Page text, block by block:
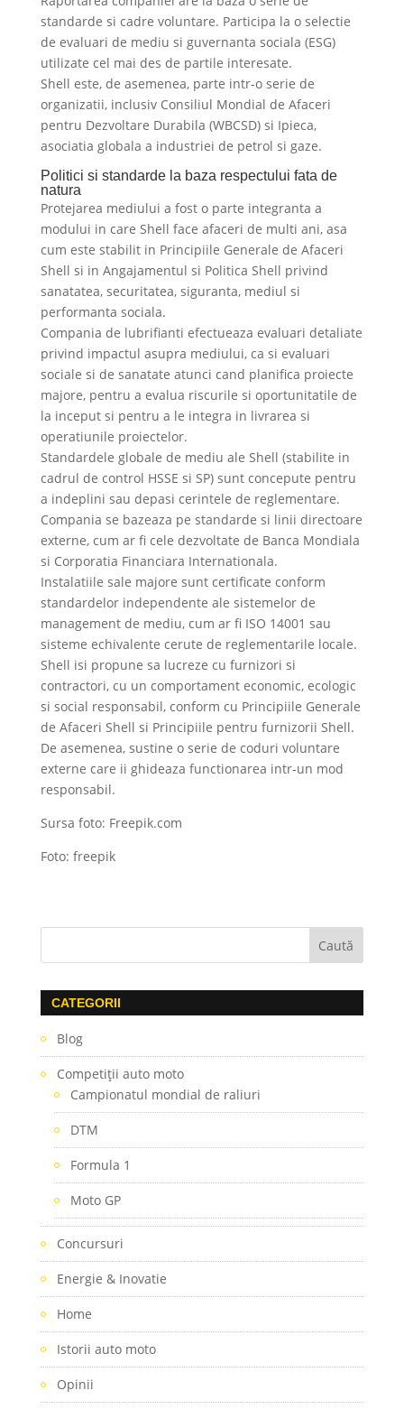
standarde si cadre voluntare. Participa la o selectie
de evaluari de mediu si guvernanta sociala (ESG)
utilizate cel mai des de partile interesate.
Shell este, de asemenea, parte intr-o serie de
organizatii, inclusiv Consiliul Mondial de Afaceri
pentru Dezvoltare Durabila (WBCSD) si Ipieca,
asociatia globala a industriei de petrol si gaze.
Politici si standarde la baza respectului fata de
natura
Protejarea mediului a fost o parte integranta a
modului in care Shell face afaceri de multi ani, asa
cum este stabilit in Principiile Generale de Afaceri
Shell si in Angajamentul si Politica Shell privind
sanatatea, securitatea, siguranta, mediul si
performanta sociala.
Compania de lubrifianti efectueaza evaluari detaliate
privind impactul asupra mediului, ca si evaluari
sociale si de sanatate atunci cand planifica proiecte
majore, pentru a evalua riscurile si oportunitatile de
la inceput si pentru a le integra in livrarea si
operatiunile proiectelor.
Standardele globale de mediu ale Shell (stabilite in
cadrul de control HSSE si SP) sunt concepute pentru
a indeplini sau depasi cerintele de reglementare.
Compania se bazeaza pe standarde si linii directoare
externe, cum ar fi cele dezvoltate de Banca Mondiala
si Corporatia Financiara Internationala.
Instalatiile sale majore sunt certificate conform
standardelor independente ale sistemelor de
management de mediu, cum ar fi ISO 14001 sau
sisteme echivalente cerute de reglementarile locale.
Shell isi propune sa lucreze cu furnizori si
contractori, cu un comportament economic, ecologic
si social responsabil, conform cu Principiile Generale
de Afaceri Shell si Principiile pentru furnizorii Shell.
De asemenea, sustine o serie de coduri voluntare
externe care ii ghideaza functionarea intr-un mod
responsabil.
Sursa foto: Freepik.com
Foto: freepik
CATEGORII
Blog
Competiţii auto moto
Campionatul mondial de raliuri
DTM
Formula 1
Moto GP
Concursuri
Energie & Inovatie
Home
Istorii auto moto
Opinii